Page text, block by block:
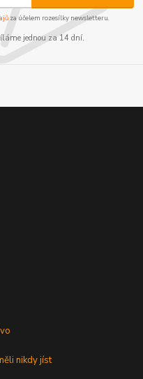
za účelem rozesílky newsletteru.
jednou za 14 dní.
nikdy jíst